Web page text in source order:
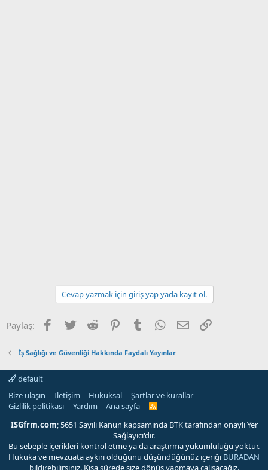
Cevap yazmak için giriş yap yada kayıt ol.
Paylaş: Facebook
Twitter Reddit PinterestTumblr WhatsApp
E-posta
İş Sağlığı ve Güvenliği Hakkında Faydalı Yayınlar
default
Bize ulaşın
İletişim Hukuksal
Şartlar ve kurallar
Gizlilik politikası
Yardım Ana sayfa
R
S
ISGfrm.com; 5651 Sayılı Kanun kapsamında BTK tarafından onaylı Yer
Sağlayıcı'dır.
Bu sebeple içerikleri kontrol etme ya da araştırma yükümlülüğü yoktur.
Hukuka ve mevzuata aykırı olduğunu düşündüğünüz içeriği BURADAN
bildirebilirsiniz. Kısa sürede size dönüş yapmaya çalışacağız.